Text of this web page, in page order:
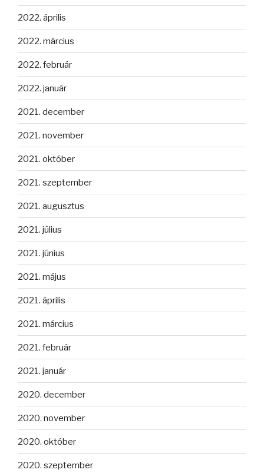
2022. április
2022. március
2022. február
2022. január
2021. december
2021. november
2021. október
2021. szeptember
2021. augusztus
2021. július
2021. június
2021. május
2021. április
2021. március
2021. február
2021. január
2020. december
2020. november
2020. október
2020. szeptember